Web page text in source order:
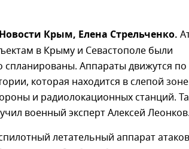
Крым, Елена Стрельченко.
в Крыму и Севастополе были
Аппараты движутся по
которая находится в слепой зоне
и радиолокационных станций.
военный эксперт Алексей
летательный аппарат